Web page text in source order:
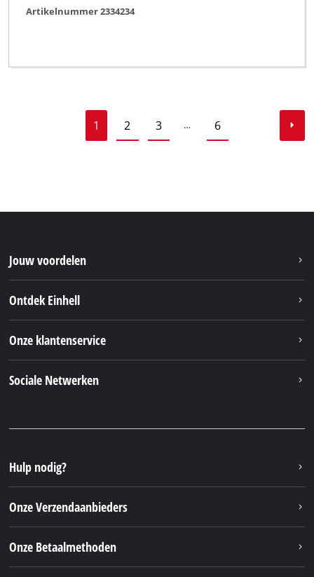
Artikelnummer 2334234
1 2 3 … 6
Jouw voordelen
Ontdek Einhell
Onze klantenservice
Sociale Netwerken
Hulp nodig?
Onze Verzendaanbieders
Onze Betaalmethoden